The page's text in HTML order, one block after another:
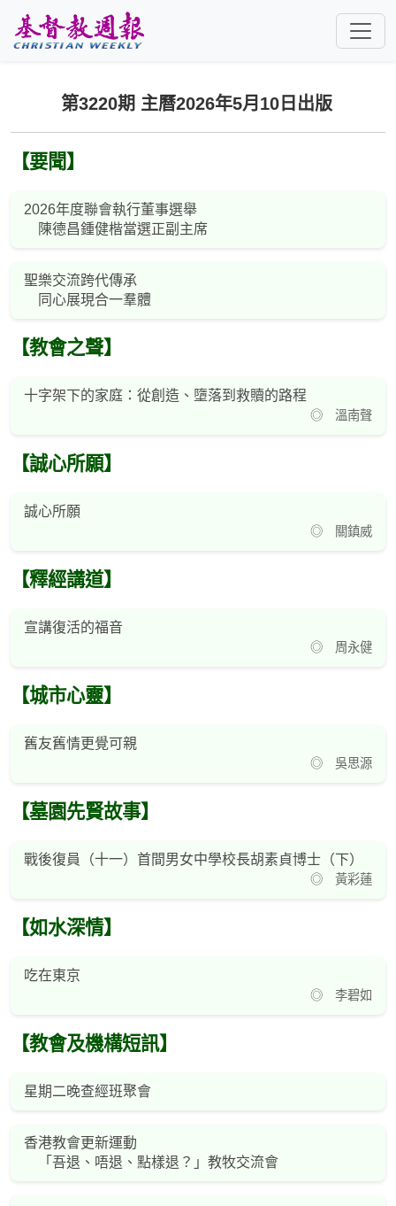
第3220期 主曆2026年5月10日出版
【要聞】
2026年度聯會執行董事選舉
陳德昌鍾健楷當選正副主席
聖樂交流跨代傳承
同心展現合一羣體
【教會之聲】
十字架下的家庭：從創造、墮落到救贖的路程
◎ 溫南聲
【誠心所願】
誠心所願
◎ 關鎮威
【釋經講道】
宣講復活的福音
◎ 周永健
【城市心靈】
舊友舊情更覺可親
◎ 吳思源
【墓園先賢故事】
戰後復員（十一）首間男女中學校長胡素貞博士（下）
◎ 黃彩蓮
【如水深情】
吃在東京
◎ 李碧如
【教會及機構短訊】
星期二晚查經班聚會
香港教會更新運動
「吾退、唔退、點樣退？」教牧交流會